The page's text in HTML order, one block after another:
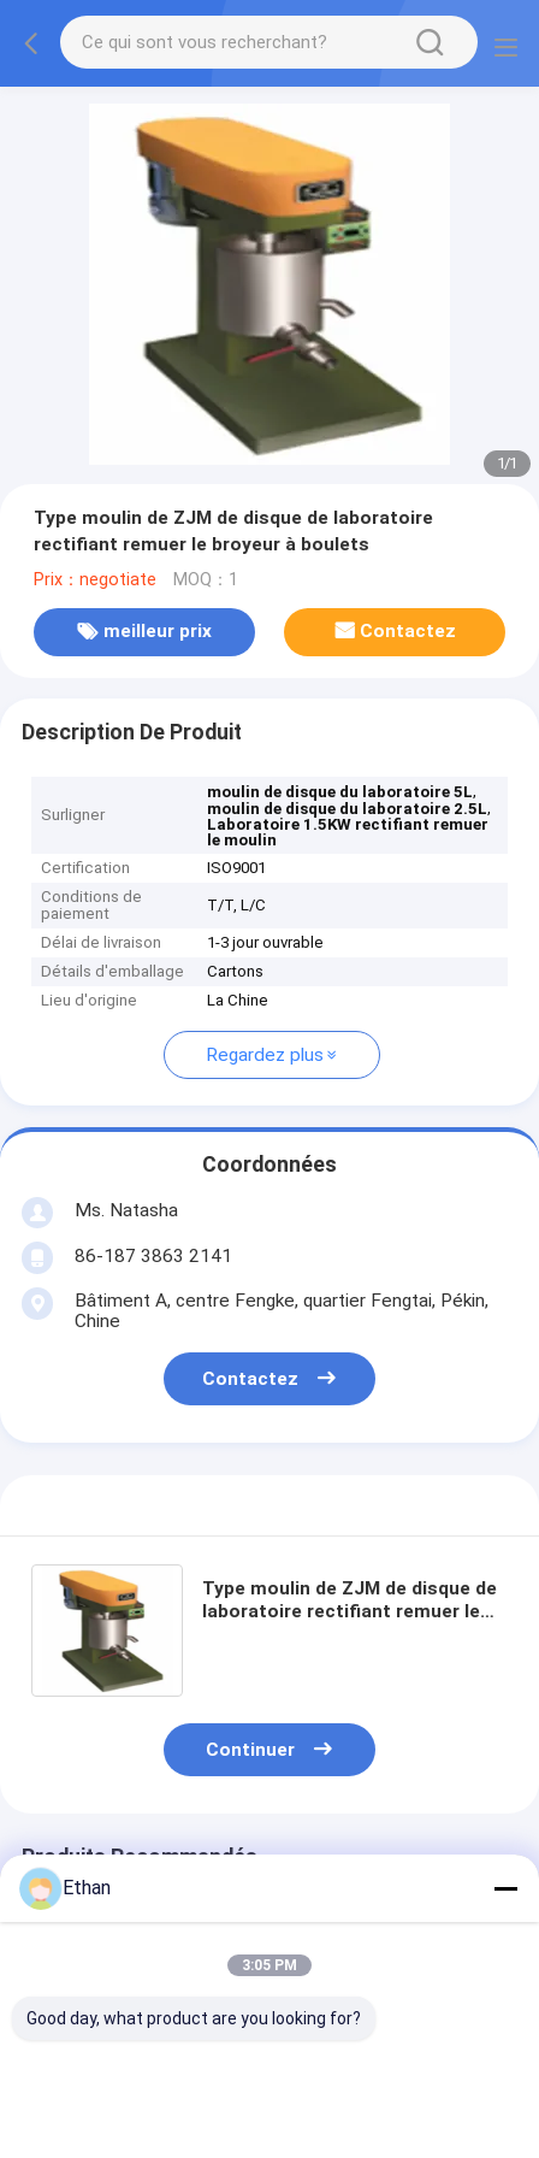
1/1
Type moulin de ZJM de disque de laboratoire
rectifiant remuer le broyeur à boulets
Prix：negotiate MOQ：1
meilleur prix Contactez
Description De Produit
Surligner
moulin de disque du laboratoire 5L,
moulin de disque du laboratoire 2.5L,
Laboratoire 1.5KW rectifiant remuer
le moulin
Certification
ISO9001
Conditions de
paiement
T/T, L/C
Délai de livraison
1-3 jour ouvrable
Détails d'emballage
Cartons
Lieu d'origine
La Chine
Regardez plus
Coordonnées
Ms. Natasha
86-187 3863 2141
Bâtiment A, centre Fengke, quartier Fengtai, Pékin,
Chine
Contactez
Type moulin de ZJM de disque de
laboratoire rectifiant remuer le
Continuer
Produits Recommandés
Ethan
3:05 PM
Good day, what product are you looking for?